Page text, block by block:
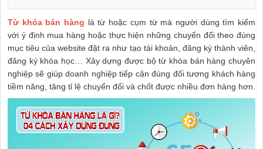
Từ khóa bán hàng là từ hoặc cụm từ mà người dùng tìm kiếm
với ý định mua hàng hoặc thực hiện những chuyển đổi theo đúng
mục tiêu của website đặt ra như tạo tài khoản, đăng ký thành viên,
đăng ký khóa học… Xây dựng được bộ từ khóa bán hàng chuyên
nghiệp sẽ giúp doanh nghiệp tiếp cận đúng đối tượng khách hàng
tiềm năng, tăng tỉ lệ chuyển đổi và chốt được nhiều đơn hàng hơn.